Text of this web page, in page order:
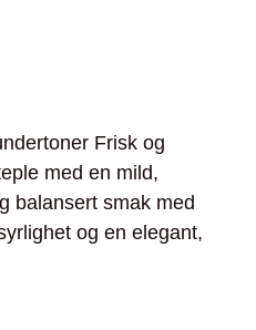
Frisk og
med en mild,
balansert smak med
og en elegant,